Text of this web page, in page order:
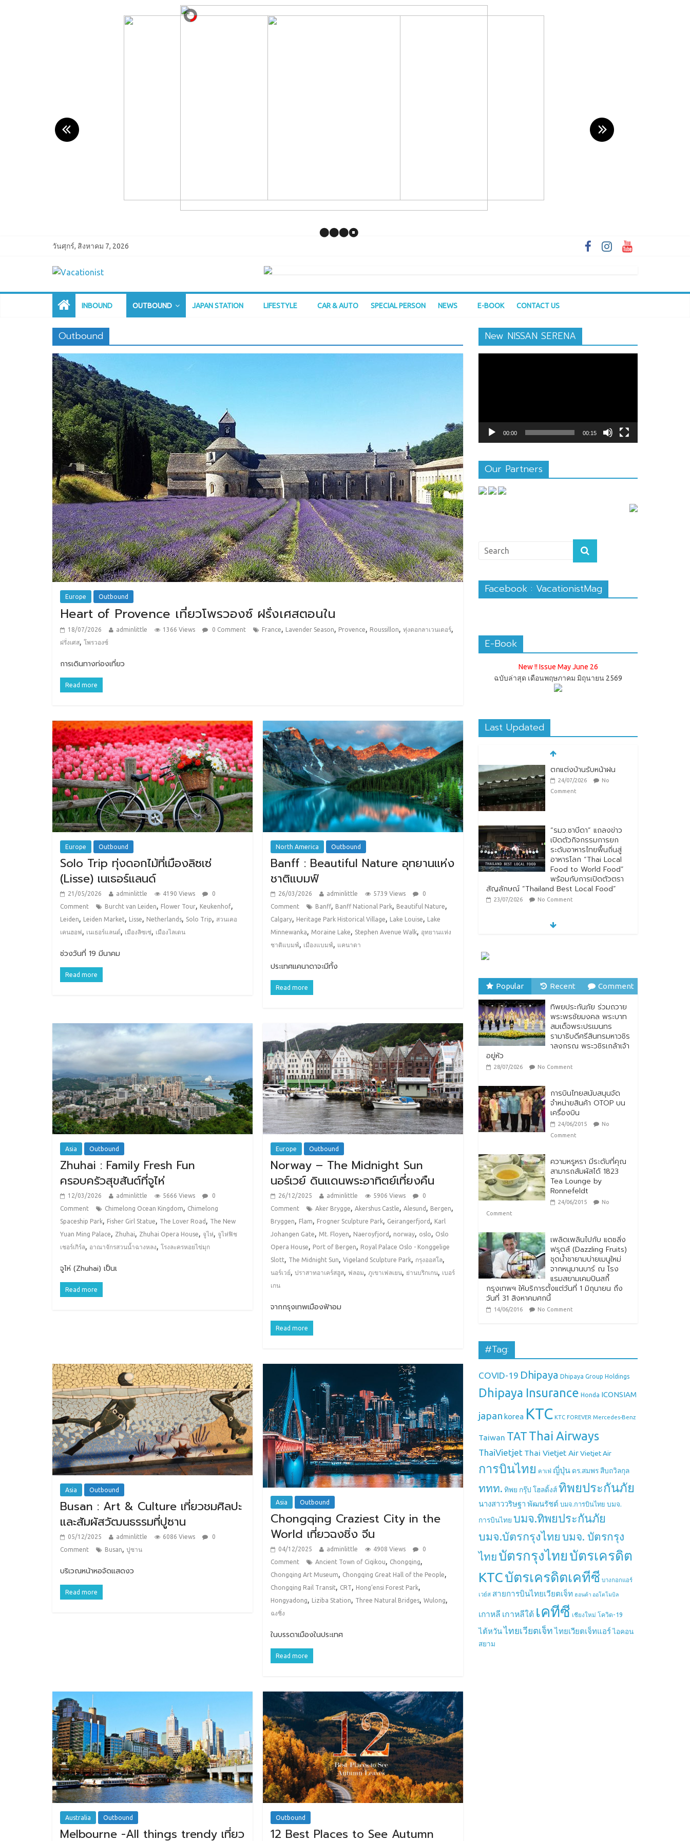
วันศุกร์, สิงหาคม 7, 2026
INBOUND OUTBOUND JAPAN STATION LIFESTYLE CAR & AUTO SPECIAL PERSON NEWS E-BOOK CONTACT US
Outbound
Europe Outbound
Heart of Provence เที่ยวโพรวองซ์ ฝรั่งเศสตอนใน
18/07/2026 adminlittle 1366 Views 0 Comment France, Lavender Season, Provence, Roussillon, ทุ่งดอกลาเวนเดอร์,
ฝรั่งเศส, โพรวองซ์
การเดินทางท่องเที่ยว
Read more
Europe Outbound
Solo Trip ทุ่งดอกไม้ที่เมืองลิซเซ่
(Lisse) เนเธอร์แลนด์
21/05/2026 adminlittle 4190 Views
0
Comment
Burcht van Leiden, Flower Tour, Keukenhof,
Leiden, Leiden Market, Lisse, Netherlands, Solo Trip, สวนเคอ
เคนฮอฟ, เนเธอร์แลนด์, เมืองลิซเซ่, เมืองไลเดน
ช่วงวันที่ 19 มีนาคม
Read more
North America Outbound
Banff : Beautiful Nature อุทยานแห่ง
ชาติแบมฟ์
26/03/2026 adminlittle 5739 Views
0
Comment
Banff, Banff National Park, Beautiful Nature,
Calgary, Heritage Park Historical Village, Lake Louise, Lake
Minnewanka, Moraine Lake, Stephen Avenue Walk, อุทยานแห่ง
ชาติแบมฟ์, เมืองแบมฟ์, แคนาดา
ประเทศแคนาดาจะมีทั้ง
Read more
Asia Outbound
Zhuhai : Family Fresh Fun
ครอบครัวสุขสันต์ที่จูไห่
12/03/2026 adminlittle 5666 Views
0
Comment
Chimelong Ocean Kingdom, Chimelong
Spaceship Park, Fisher Girl Statue, The Lover Road , The New
Yuan Ming Palace, Zhuhai, Zhuhai Opera House, จูไห่, จูไห่ฟิช
เชอร์เกิร์ล, อาณาจักรสวนน้ำฉางหลง, โรงละครหอยไข่มุก
จูไห่ (Zhuhai) เป็นเ
Read more
Europe Outbound
Norway – The Midnight Sun
นอร์เวย์ ดินแดนพระอาทิตย์เที่ยงคืน
26/12/2025 adminlittle 5906 Views
0
Comment
Aker Brygge,Akershus Castle,Alesund , Bergen,
Bryggen, Flam, Frogner Sculpture Park, Geirangerfjord , Karl
Johangen Gate, Mt. Floyen, Naeroyfjord , norway, oslo, Oslo
Opera House, Port of Bergen, Royal Palace Oslo - Konggelige
Slott, The Midnight Sun,Vigeland Sculpture Park, กรุงออสโล,
นอร์เวย์,ปราสาทอาเคร์สฮูส, ฟลอม,ภูเขาเฟลเยน, ย่านบริกเกน, เบอร์
เกน
จากกรุงเทพเมืองฟ้าอม
Read more
Asia Outbound
Busan : Art & Culture เที่ยวชมศิลปะ
และสัมผัสวัฒนธรรมที่ปูซาน
05/12/2025 adminlittle 6086 Views
0
Comment
Busan, ปูซาน
บริเวณหน้าหอจัดแสดงว
Read more
Asia Outbound
Chongqing Craziest City in the
World เที่ยวฉงชิ่ง จีน
04/12/2025 adminlittle 4908 Views
0
Comment
Ancient Town of Ciqikou, Chongqing,
Chongqing Art Museum, Chongqing Great Hall of the People,
Chongqing Rail Transit, CRT, Hong’ensi Forest Park,
Hongyadong, Liziba Station, Three Natural Bridges,Wulong,
ฉงชิ่ง
ในบรรดาเมืองในประเทศ
Read more
Australia Outbound
Melbourne -All things trendy เที่ยว
Outbound
12 Best Places to See Autumn
New NISSAN SERENA
00:00 00:15
Our Partners
Facebook : VacationistMag
E-Book
New !! Issue May June 26
ฉบับล่าสุด เดือนพฤษภาคม มิถุนายน 2569
Last Updated
ตกแต่งบ้านรับหน้าฝน
24/07/2026
No
Comment
“รมว.ซาบีดา” แถลงข่าว
เปิดตัวกิจกรรมการยก
ระดับอาหารไทยพื้นถิ่นสู่
อาหารโลก “Thai Local
Food to World Food”
พร้อมกับการเปิดตัวตรา
สัญลักษณ์ “Thailand Best Local Food”
23/07/2026 No Comment
ทิพยประกันภัย ร่วมถวาย
28/07/2026 No Comment
ทิพยประกันภัย ผนึกกำลัง
ไปรษณีย์ไทย ต่อยอด
ความร่วมมือกว่า 10 ปี สู่
พันธมิตรเชิงกลยุทธ์ ยก
ระดับบริการดิจิทัลและการ
ประชาชน
Popular Recent Comment
ทิพยประกันภัย ร่วมถวาย
พระพรชัยมงคล พระบาท
สมเด็จพระปรเมนทร
รามาธิบดีศรีสินทรมหาวชิร
าลงกรณ พระวชิรเกล้าเจ้า
อยู่หัว
28/07/2026 No Comment
การบินไทยสนับสนุนจัด
จำหน่ายสินค้า OTOP บน
เครื่องบิน
24/06/2015
No
Comment
ความหรูหรา มีระดับที่คุณ
สามารถสัมผัสได้ 1823
Tea Lounge by
Ronnefeldt
24/06/2015
No
Comment
เพลิดเพลินไปกับ แดซลิ่ง
ฟรุตส์ (Dazzling Fruits)
ชุดน้ำชายามบ่ายเมนูใหม่
จากหนุมานบาร์ ณ โรง
แรมสยามเคมปินสกี้
กรุงเทพฯ ให้บริการตั้งแต่วันที่ 1 มิถุนายน ถึง
วันที่ 31 สิงหาคมศกนี้
14/06/2016 No Comment
#Tag:
COVID-19 Dhipaya Dhipaya Group Holdings
Dhipaya Insurance Honda ICONSIAM
japan korea KTC KTC FOREVER Mercedes-Benz
Taiwan TAT Thai Airways
ThaiVietjet Thai Vietjet AirVietjet Air
การบินไทย คาเฟ่ ญี่ปุ่น ดร.สมพร สืบถวิลกุล
ททท. ทิพย กรุ๊ป โฮลดิ้งส์ทิพยประกันภัย
นางสาววริษฐา พัฒนรัชต์ บมจ.การบินไทย บมจ.
การบินไทย บมจ.ทิพยประกันภัย
บมจ.บัตรกรุงไทย บมจ. บัตรกรุง
ไทย บัตรกรุงไทย บัตรเครดิต
KTCบัตรเครดิตเคทีซี บางกอกแอร์
เวย์ส สายการบินไทยเวียตเจ็ท ฮอนด้า ออโตโมบิล
เกาหลี เกาหลีใต้ เคทีซี เชียงใหม่ โควิด-19
ไต้หวันไทยเวียตเจ็ท ไทยเวียตเจ็ทแอร์ไอคอน
สยาม